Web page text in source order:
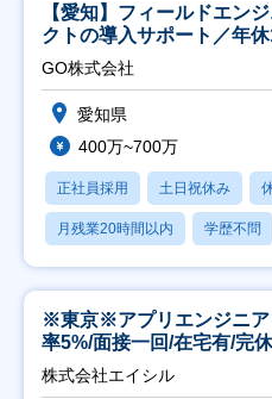
【愛知】フィールドエン
クトの導入サポート／年
直帰
GO株式会社
愛知県
400万~700万
正社員採用 土日祝休み
月残業20時間以内 学歴不問
※東京※アプリエンジニア
率5%/面接一回/在宅有/完
株式会社エイシル